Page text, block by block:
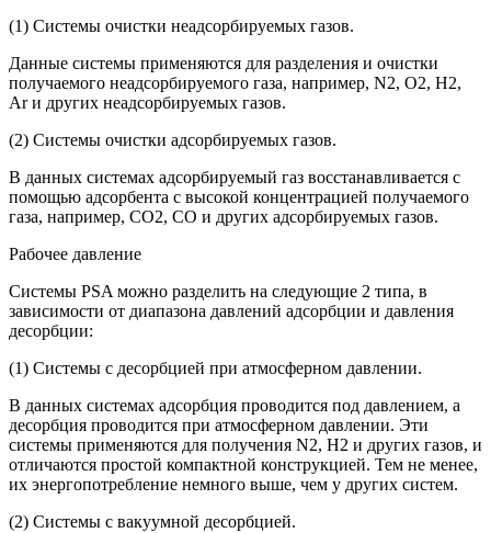
(1) Системы очистки неадсорбируемых газов.
Данные системы применяются для разделения и очистки
получаемого неадсорбируемого газа, например, N2, O2, H2,
Ar и других неадсорбируемых газов.
(2) Системы очистки адсорбируемых газов.
В данных системах адсорбируемый газ восстанавливается с
помощью адсорбента с высокой концентрацией получаемого
газа, например, CO2, CO и других адсорбируемых газов.
Рабочее давление
Системы PSA можно разделить на следующие 2 типа, в
зависимости от диапазона давлений адсорбции и давления
десорбции:
(1) Системы с десорбцией при атмосферном давлении.
В данных системах адсорбция проводится под давлением, а
десорбция проводится при атмосферном давлении. Эти
системы применяются для получения N2, H2 и других газов, и
отличаются простой компактной конструкцией. Тем не менее,
их энергопотребление немного выше, чем у других систем.
(2) Системы с вакуумной десорбцией.